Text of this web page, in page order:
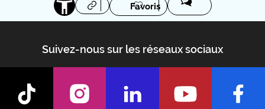
Favoris
Suivez-nous sur les réseaux sociaux